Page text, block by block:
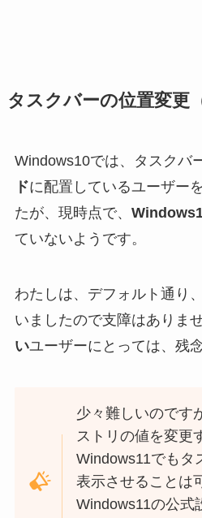
タスクバーの位置変更
Windows10では、タスクバ
ドに配置しているユーザー
たが、現時点で、
ていないようです。
わたしは、デフォルト通り
いましたので支障はありませ
いユーザーにとっては、残
少々難しいのです
ストリの値を変更
Windows11でもタ
表示させることは
Windows11の公式